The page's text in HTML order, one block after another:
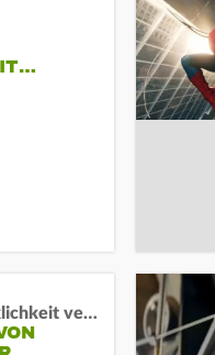
Wenn Fiktion die Wirklichkeit verschiebt: